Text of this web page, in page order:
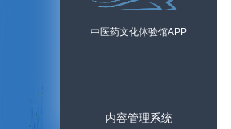
中医药文化体验馆APP
内容管理系统